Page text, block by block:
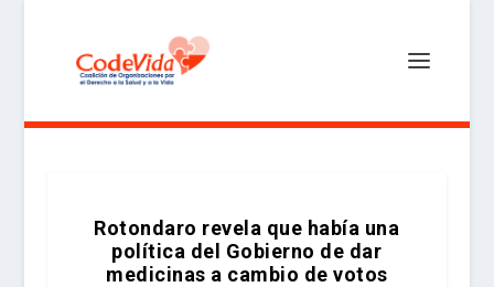
Rotondaro revela que había una
política del Gobierno de dar
medicinas a cambio de votos